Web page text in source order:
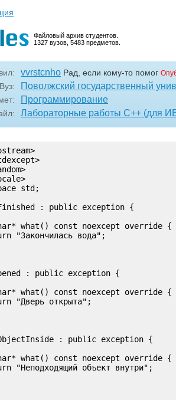
Файловый архив студентов.
1327 вузов, 5483 предметов.
vvrstcnho Рад, если кому-то помог
Вуз: Поволжский государственный
Программирование
Лабораторные работы С++ (для
std;
: public exception {
what() const noexcept override {
"Закончилась вода";
: public exception {
what() const noexcept override {
"Дверь открыта";
: public exception {
what() const noexcept override {
"Неподходящий объект внутри";